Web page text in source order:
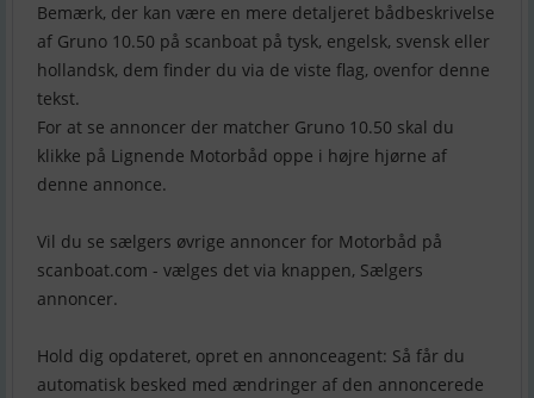
Bemærk, der kan være en mere detaljeret bådbeskrivelse
af Gruno 10.50 på scanboat på tysk, engelsk, svensk eller
hollandsk, dem finder du via de viste flag, ovenfor denne
tekst.
For at se annoncer der matcher Gruno 10.50 skal du
klikke på Lignende Motorbåd oppe i højre hjørne af
denne annonce.
Vil du se sælgers øvrige annoncer for Motorbåd på
scanboat.com - vælges det via knappen, Sælgers
annoncer.
Hold dig opdateret, opret en annonceagent: Så får du
automatisk besked med ændringer af den annoncerede